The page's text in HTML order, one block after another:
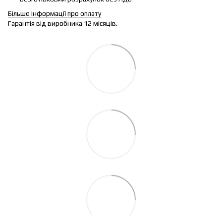
Більше інформації про оплату
Гарантія від виробника 12 місяців.